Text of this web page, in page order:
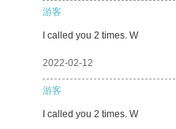
游客
I called you 2 times. W
2022-02-12
游客
I called you 2 times. W